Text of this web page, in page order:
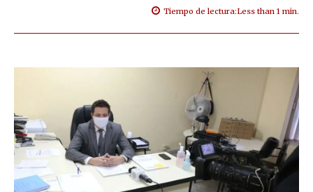
Tiempo de lectura:Less than 1 min.